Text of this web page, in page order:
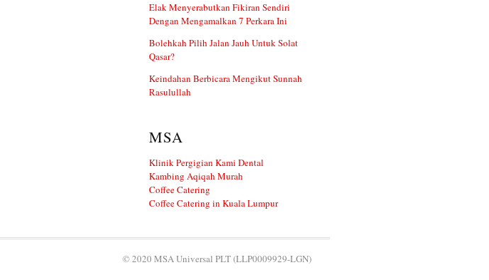
Elak Menyerabutkan Fikiran Sendiri
Dengan Mengamalkan 7 Perkara Ini
Bolehkah Pilih Jalan Jauh Untuk Solat
Qasar?
Keindahan Berbicara Mengikut Sunnah
Rasulullah
MSA
Klinik Pergigian Kami Dental
Kambing Aqiqah Murah
Coffee Catering
Coffee Catering in Kuala Lumpur
© 2020 MSA Universal PLT (LLP0009929-LGN)